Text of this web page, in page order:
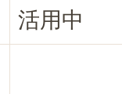
活用中